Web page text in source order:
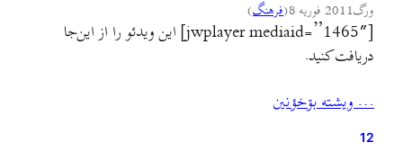
ورگ2011 فوریه 8 (فرهنگ)
[jwplayer mediaid=”1465″] این ویدئو را از این‌جا
دریافت کنید.
… ويشته بۊخؤنين
12